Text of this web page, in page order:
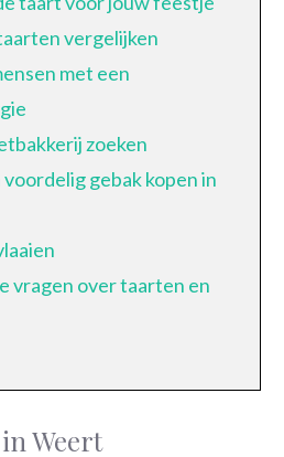
vergelijken
met een
zoeken
voordelig gebak kopen in
vragen over taarten en
Weert